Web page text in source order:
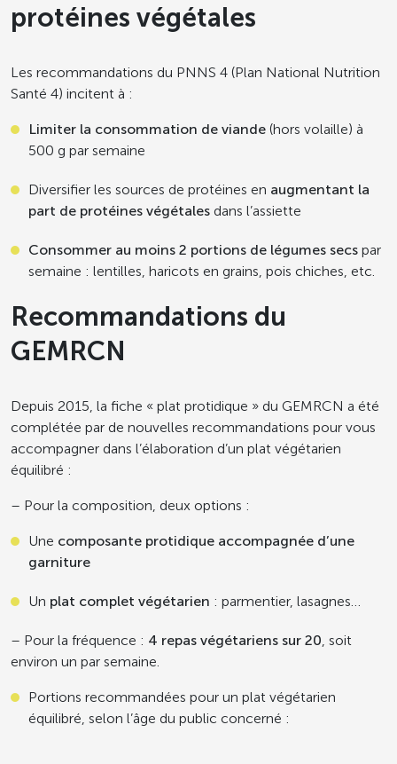
protéines végétales
Les recommandations du PNNS 4 (Plan National Nutrition
Santé 4) incitent à :
Limiter la consommation de viande (hors volaille) à
500 g par semaine
Diversifier les sources de protéines en augmentant la
part de protéines végétales dans l’assiette
Consommer au moins 2 portions de légumes secs par
semaine : lentilles, haricots en grains, pois chiches, etc.
Recommandations du
GEMRCN
Depuis 2015, la fiche « plat protidique » du GEMRCN a été
complétée par de nouvelles recommandations pour vous
accompagner dans l’élaboration d’un plat végétarien
équilibré :
– Pour la composition, deux options :
Une composante protidique accompagnée d’une
garniture
Un plat complet végétarien : parmentier, lasagnes…
– Pour la fréquence : 4 repas végétariens sur 20 , soit
environ un par semaine.
Portions recommandées pour un plat végétarien
équilibré, selon l’âge du public concerné :